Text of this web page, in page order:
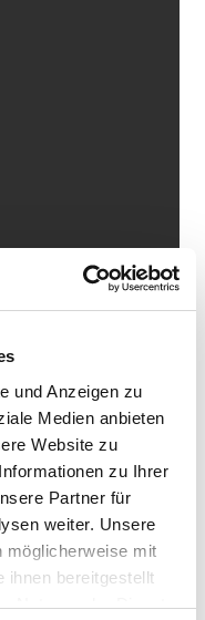
und Anzeigen zu
Medien anbieten
Website zu
zu Ihrer
Partner für
weiter. Unsere
möglicherweise mit
ihnen bereitgestellt
Nutzung der Dienste